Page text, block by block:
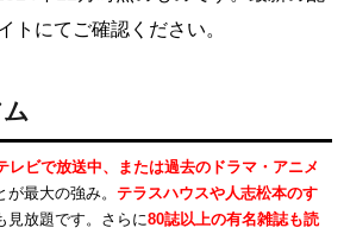
トにてご確認ください。
レビで放送中、または過去のドラマ・アニメ
最大の強み。 テラスハウスや人志松本のす
見放題です。さらに80誌以上の有名雑誌も読